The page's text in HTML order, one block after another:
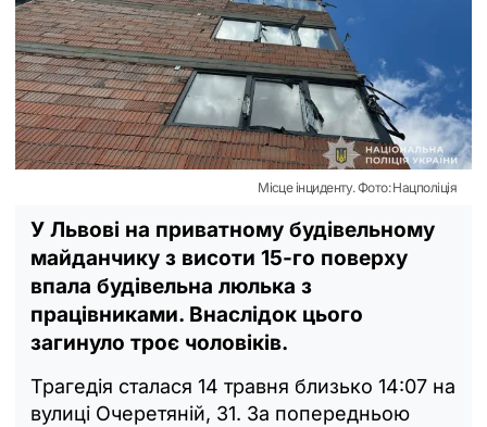
Місце інциденту. Фото: Нацполіція
У Львові на приватному будівельному
майданчику з висоти 15-го поверху
впала будівельна люлька з
працівниками. Внаслідок цього
загинуло троє чоловіків.
Трагедія сталася 14 травня близько 14:07 на
вулиці Очеретяній, 31. За попередньою